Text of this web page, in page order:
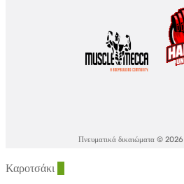
Πνευματικά δικαιώματα © 2026
Καροτσάκι